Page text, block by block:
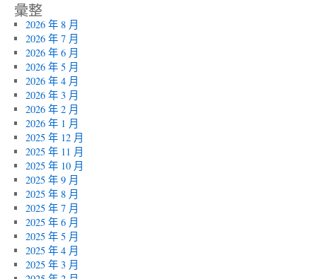
彙整
2026 年 8 月
2026 年 7 月
2026 年 6 月
2026 年 5 月
2026 年 4 月
2026 年 3 月
2026 年 2 月
2026 年 1 月
2025 年 12 月
2025 年 11 月
2025 年 10 月
2025 年 9 月
2025 年 8 月
2025 年 7 月
2025 年 6 月
2025 年 5 月
2025 年 4 月
2025 年 3 月